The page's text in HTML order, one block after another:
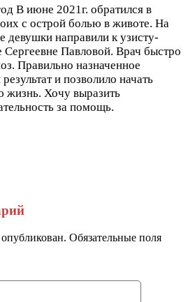
В июне 2021г. обратился в
с острой болью в животе. На
девушки направили к узисту-
Сергеевне Павловой. Врач быстро
Правильно назначенное
и позволило начать
жизнь. Хочу выразить
за помощь.
Обязательные поля